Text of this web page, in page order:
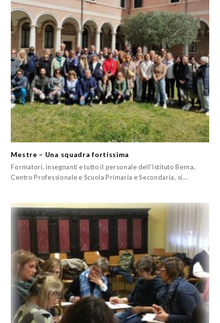
Mestre – Una squadra fortissima
Formatori, insegnanti e tutto il personale dell'Istituto Berna,
Centro Professionale e Scuola Primaria e Secondaria, si…